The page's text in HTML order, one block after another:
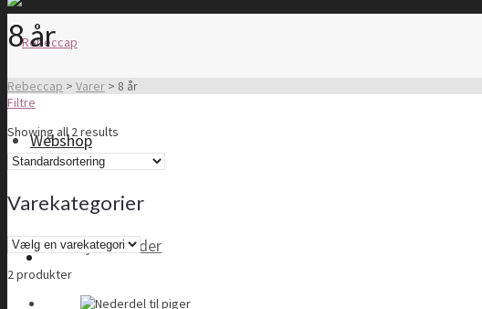
Webshop
Tøj til kvinder
8 år
Rebeccap > Varer > 8 år
Filtre
Showing all 2 results
Varekategorier
2 produkter